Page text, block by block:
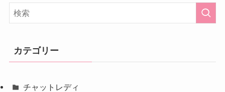
カテゴリー
チャットレディ